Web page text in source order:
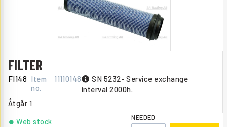
FILTER
FI148 Item
no.
11110148
SN 5232- Service exchange
interval 2000h.
Åtgår 1
Web stock NEEDED